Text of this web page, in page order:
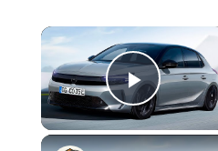
Play